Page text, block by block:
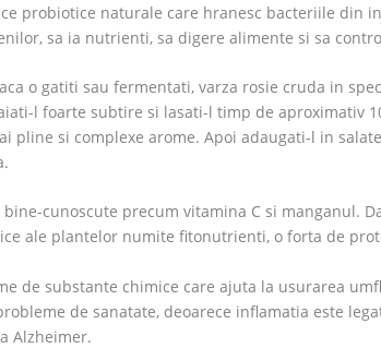
probiotice naturale care hranesc bacteriile din
sa ia nutrienti, sa digere alimente si sa
o gatiti sau fermentati, varza rosie cruda in
l foarte subtire si lasati-l timp de aproximativ
pline si complexe arome. Apoi adaugati-l in
cunoscute precum vitamina C si manganul.
ale plantelor numite fitonutrienti, o forta de
de substante chimice care ajuta la usurarea
de sanatate, deoarece inflamatia este
Alzheimer.